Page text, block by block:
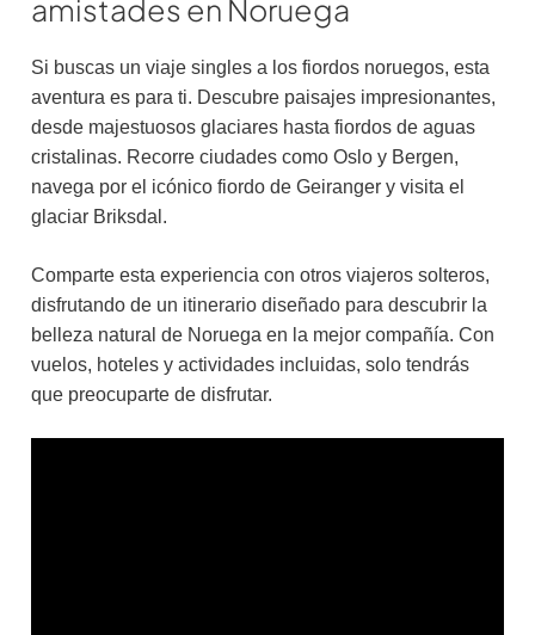
amistades en Noruega
Si buscas un viaje singles a los fiordos noruegos, esta
aventura es para ti. Descubre paisajes impresionantes,
desde majestuosos glaciares hasta fiordos de aguas
cristalinas. Recorre ciudades como Oslo y Bergen,
navega por el icónico fiordo de Geiranger y visita el
glaciar Briksdal.
Comparte esta experiencia con otros viajeros solteros,
disfrutando de un itinerario diseñado para descubrir la
belleza natural de Noruega en la mejor compañía. Con
vuelos, hoteles y actividades incluidas, solo tendrás
que preocuparte de disfrutar.